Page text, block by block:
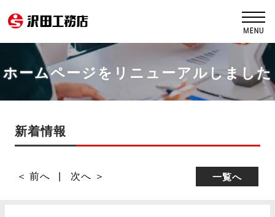
ホームページをリニューアルしました
新着情報
＜ 前へ 次へ ＞ 一覧へ